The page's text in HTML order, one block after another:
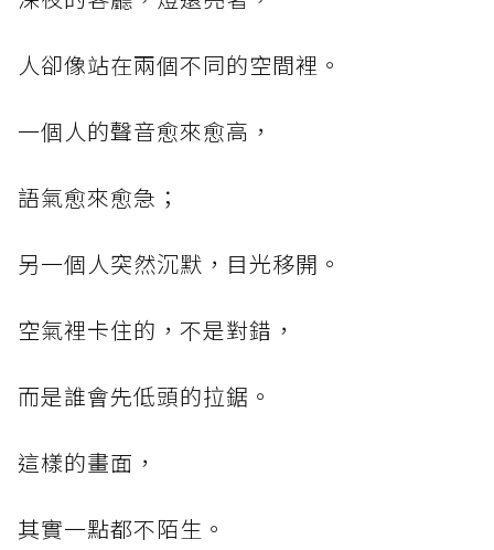
人卻像站在兩個不同的空間裡。
一個人的聲音愈來愈高，
語氣愈來愈急；
另一個人突然沉默，目光移開。
空氣裡卡住的，不是對錯，
而是誰會先低頭的拉鋸。
這樣的畫面，
其實一點都不陌生。